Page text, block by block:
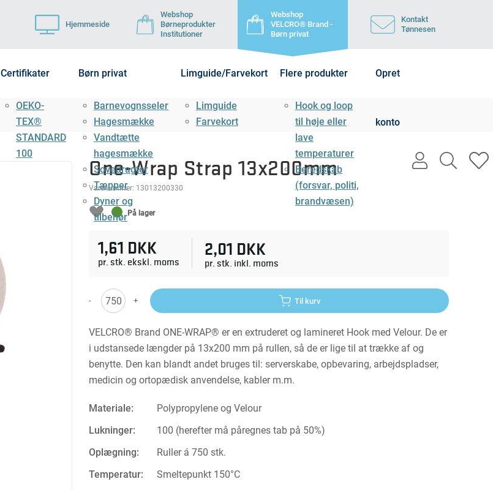
Hjemmeside
Webshop
Børneprodukter
Institutioner
Webshop
VELCRO® Brand -
Børn privat
Kontakt
Tønnesen
Certifikater
OEKO-
TEX®
STANDARD
100
Børn privat
Barnevognsseler
Hagesmække
Vandtætte
hagesmække
Sovedragter
Tæpper
Dyner og
tilbehør
Limguide/Farvekort
Limguide
Farvekort
Flere produkter
Hook og loop
til høje eller
lave
temperaturer
Beredskab
(forsvar, politi,
brandvæsen)
Opret
konto
user
search
One-Wrap Strap 13x200mm
Varenummer: 13013200330
På lager
1,61 DKK
pr. stk. ekskl. moms
2,01 DKK
pr. stk. inkl. moms
- + Til kurv
VELCRO® Brand ONE-WRAP® er en extruderet og lamineret Hook med Velour. De er
i udstansede længder på 13x200 mm på rullen, så de er lige til at trække af og
benytte. Den kan blandt andet bruges til: serverskabe, opbevaring, arbejdspladser,
medicin og ortopædisk anvendelse, kabler m.m.
Materiale:
Polypropylene og Velour
Lukninger:
100 (herefter må påregnes tab på 50%)
Oplægning:
Ruller á 750 stk.
Temperatur:
Smeltepunkt 150°C